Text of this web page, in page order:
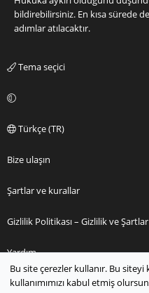
bildirebilirsiniz. En kısa sürede
adımlar atılacaktır.
Tema seçici
Türkçe (TR)
Bize ulaşın
Şartlar ve kurallar
Gizlilik Politikası – Gizlilik ve Şartlar
Yardım
Ana sayfa
Bu site çerezler kullanır. Bu
kullanımımızı kabul etmiş